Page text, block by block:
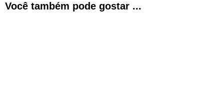
Você também pode gostar ...